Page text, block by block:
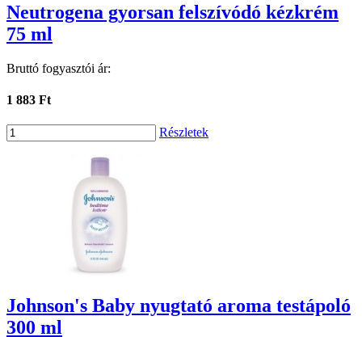
Neutrogena gyorsan felszívódó kézkrém
75 ml
Bruttó fogyasztói ár:
1 883 Ft
Részletek
Johnson's Baby nyugtató aroma testápoló
300 ml